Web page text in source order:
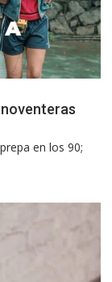
noventeras
en los 90;